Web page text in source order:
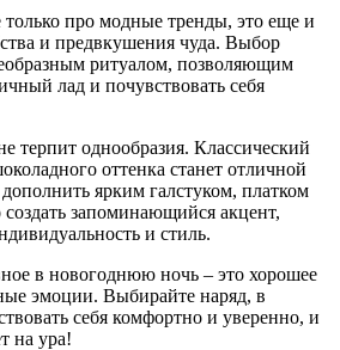
про модные тренды, это еще и
и предвкушения чуда. Выбор
ритуалом, позволяющим
лад и почувствовать себя
терпит однообразия. Классический
оттенка станет отличной
ярким галстуком, платком
запоминающийся акцент,
и стиль.
в новогоднюю ночь – это хорошее
эмоции. Выбирайте наряд, в
себя комфортно и уверенно, и
на ура!